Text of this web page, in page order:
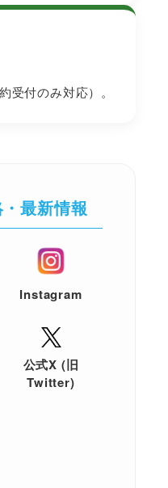
受付のみ対応）。
最新情報
Instagram
公式X (旧
Twitter)